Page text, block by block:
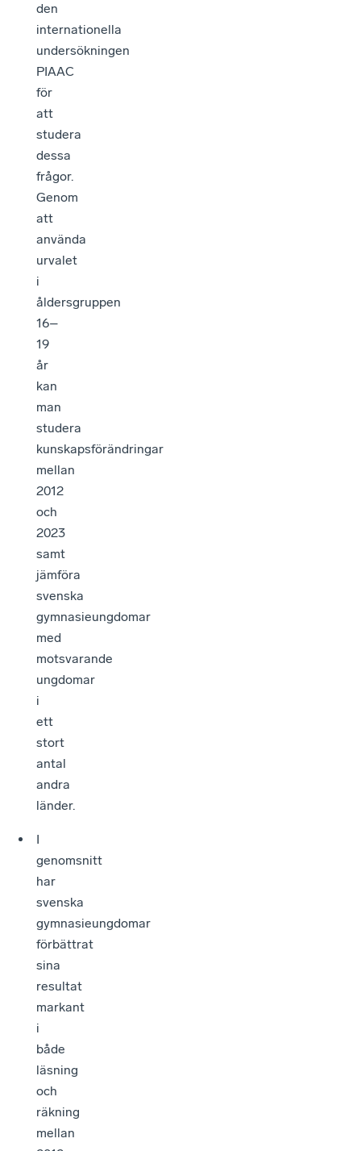
den
internationella
undersökningen
PIAAC
för
att
studera
dessa
frågor.
Genom
att
använda
urvalet
i
åldersgruppen
16–
19
år
kan
man
studera
kunskapsförändringar
mellan
2012
och
2023
samt
jämföra
svenska
gymnasieungdomar
med
motsvarande
ungdomar
i
ett
stort
antal
andra
länder.
I
genomsnitt
har
svenska
gymnasieungdomar
förbättrat
sina
resultat
markant
i
både
läsning
och
räkning
mellan